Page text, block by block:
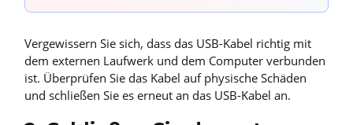
Vergewissern Sie sich, dass das USB-Kabel richtig mit
dem externen Laufwerk und dem Computer verbunden
ist. Überprüfen Sie das Kabel auf physische Schäden
und schließen Sie es erneut an das USB-Kabel an.